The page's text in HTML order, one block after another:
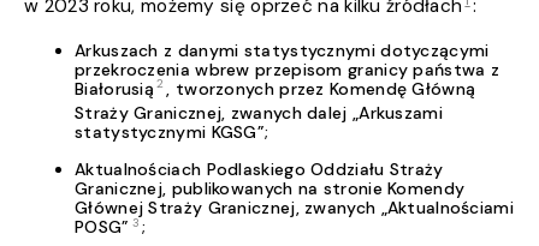
w 2023 roku, możemy się oprzeć na kilku źródłach :
Arkuszach z danymi statystycznymi dotyczącymi
przekroczenia wbrew przepisom granicy państwa z
Białorusią 2
, tworzonych przez Komendę Główną
Straży Granicznej, zwanych dalej „Arkuszami
statystycznymi KGSG”;
Aktualnościach Podlaskiego Oddziału Straży
Granicznej, publikowanych na stronie Komendy
Głównej Straży Granicznej, zwanych „Aktualnościami
POSG” 3;